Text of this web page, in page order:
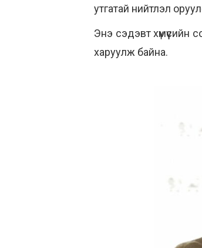
утгатай нийтлэл
Энэ сэдэвт
харуулж байна.